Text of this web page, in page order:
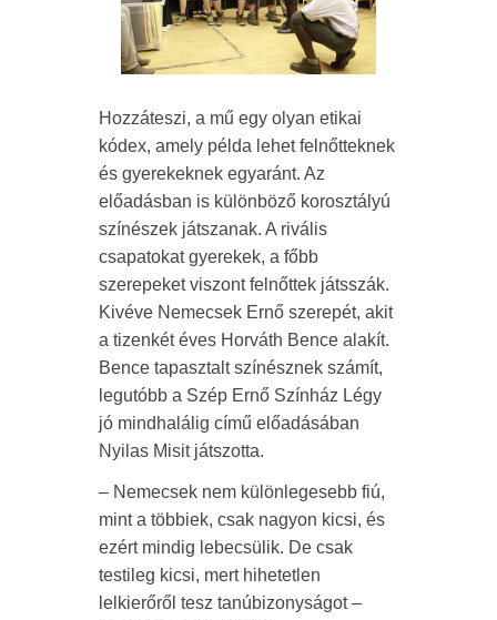
Hozzáteszi, a mű egy olyan etikai
kódex, amely példa lehet felnőtteknek
és gyerekeknek egyaránt. Az
előadásban is különböző korosztályú
színészek játszanak. A rivális
csapatokat gyerekek, a főbb
szerepeket viszont felnőttek játsszák.
Kivéve Nemecsek Ernő szerepét, akit
a tizenkét éves Horváth Bence alakít.
Bence tapasztalt színésznek számít,
legutóbb a Szép Ernő Színház Légy
jó mindhalálig című előadásában
Nyilas Misit játszotta.
– Nemecsek nem különlegesebb fiú,
mint a többiek, csak nagyon kicsi, és
ezért mindig lebecsülik. De csak
testileg kicsi, mert hihetetlen
lelkierőről tesz tanúbizonyságot –